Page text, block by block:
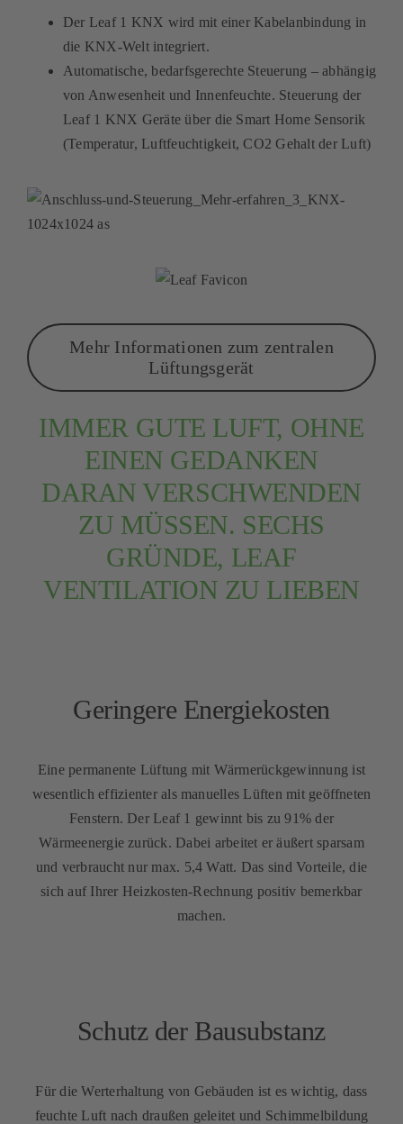
Der Leaf 1 KNX wird mit einer Kabelanbindung in
die KNX-Welt integriert.
Automatische, bedarfsgerechte Steuerung – abhängig
von Anwesenheit und Innenfeuchte. Steuerung der
Leaf 1 KNX Geräte über die Smart Home Sensorik
(Temperatur, Luftfeuchtigkeit, CO2 Gehalt der Luft)
Mehr Informationen zum zentralen
Lüftungsgerät
IMMER GUTE LUFT, OHNE
EINEN GEDANKEN
DARAN VERSCHWENDEN
ZU MÜSSEN. SECHS
GRÜNDE, LEAF
VENTILATION ZU LIEBEN
Geringere Energiekosten
Eine permanente Lüftung mit Wärmerückgewinnung ist
wesentlich effizienter als manuelles Lüften mit geöffneten
Fenstern. Der Leaf 1 gewinnt bis zu 91% der
Wärmeenergie zurück. Dabei arbeitet er äußert sparsam
und verbraucht nur max. 5,4 Watt. Das sind Vorteile, die
sich auf Ihrer Heizkosten-Rechnung positiv bemerkbar
machen.
Schutz der Bausubstanz
Für die Werterhaltung von Gebäuden ist es wichtig, dass
feuchte Luft nach draußen geleitet und Schimmelbildung